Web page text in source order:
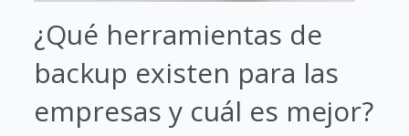
¿Qué herramientas de
backup existen para las
empresas y cuál es mejor?